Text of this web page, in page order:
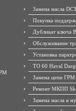
Замена масла
Покупка
Дубликат ключа
Обслуживание
Установка
ТО 60 Haval
Замена цепи
Ремонт МКПП
Замена масла в